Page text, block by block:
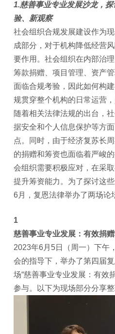
1.慈善事业专业发展沙龙， 探
验、新观察
社会组织合规发展建设作为
成部分，对于机构降低经营
要作用。社会组织在内部治
筹款捐赠、项目管理、资产
面临合规考验，因此如何构
规贯穿整个机构的日常运营
随着相关法律法规的出台，
据安全和个人信息保护等方
点。同时，由于经济复苏长
的捐赠和筹资也面临着严峻
会组织需要积极应对，在采
提升筹资能力。为了探讨这
6月，复恩法律举办了两场论
1
慈善事业专业发展：有效捐
2023年6月5日（周一）下午
会的指导下，举办了第四届
场“慈善事业专业发展：有效
参与。以下为现场部分分享